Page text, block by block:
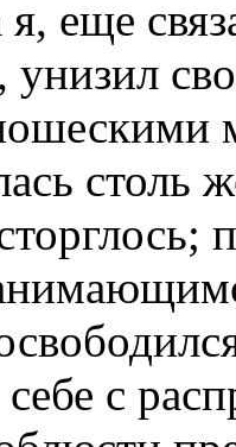
я, еще
унизил
столь
с